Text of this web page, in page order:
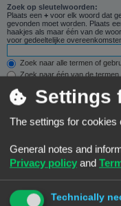
Zoek op sleutelwoorden:
Plaats een + voor elk woord dat
gevonden moet worden. Plaats
haakjes als maar één van de
voor gedeeltelijke
Zoek naar alle termen of
Zoek naar één van de termen
Zoek naar auteur:
Gebruik * als een joker voor
Zoeken in forums:
Selecteer het forum of de forums
doorzocht als je “Doorzoek
Settings
The settings for cookies
General notes and
Privacy policy and
Technically